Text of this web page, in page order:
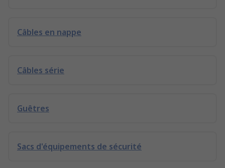
Câbles en nappe
Câbles série
Guêtres
Sacs d'équipements de sécurité